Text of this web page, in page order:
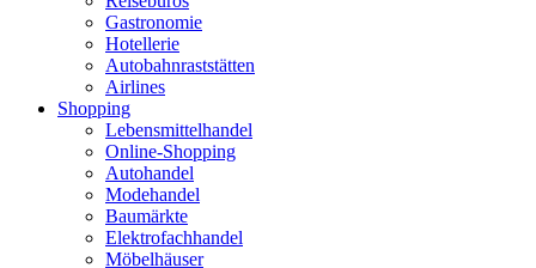
Gastronomie
Hotellerie
Autobahnraststätten
Airlines
Shopping
Lebensmittelhandel
Online-Shopping
Autohandel
Modehandel
Baumärkte
Elektrofachhandel
Möbelhäuser